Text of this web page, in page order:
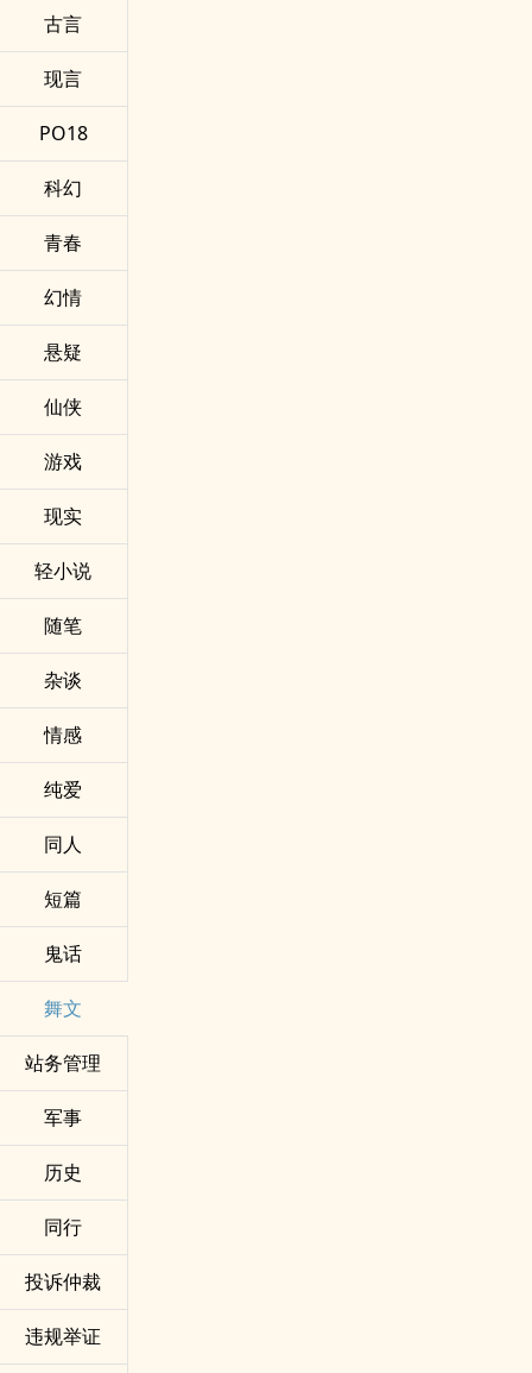
古言
现言
PO18
科幻
青春
幻情
悬疑
仙侠
游戏
现实
轻小说
随笔
杂谈
情感
纯爱
同人
短篇
鬼话
舞文
站务管理
军事
历史
同行
投诉仲裁
违规举证